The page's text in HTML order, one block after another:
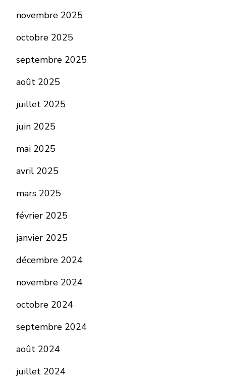
novembre 2025
octobre 2025
septembre 2025
août 2025
juillet 2025
juin 2025
mai 2025
avril 2025
mars 2025
février 2025
janvier 2025
décembre 2024
novembre 2024
octobre 2024
septembre 2024
août 2024
juillet 2024